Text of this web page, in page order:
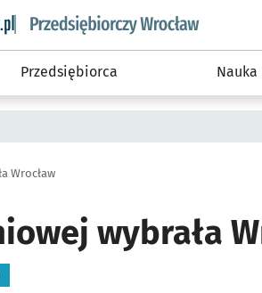
wroclaw.pl podserwis:
Przedsiębiorca Nauka
Wrocław
wybrała